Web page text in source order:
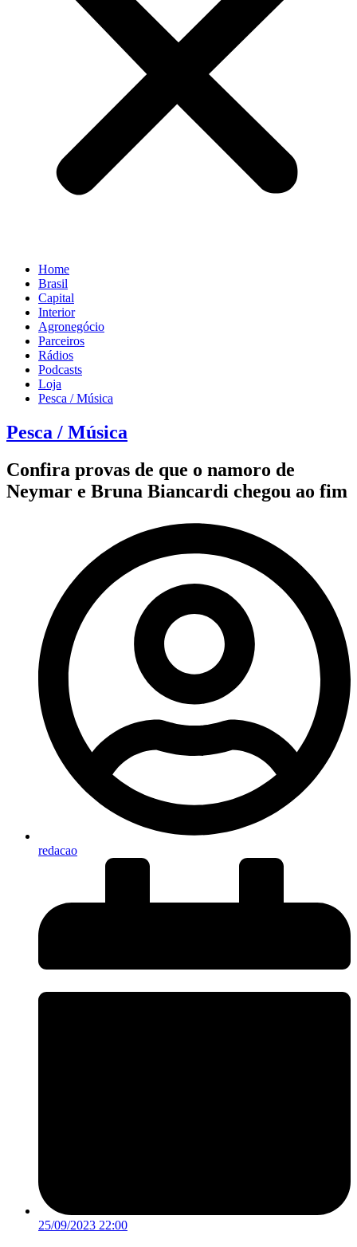
Home
Brasil
Capital
Interior
Agronegócio
Parceiros
Rádios
Podcasts
Loja
Pesca / Música
Pesca / Música
Confira provas de que o namoro de
Neymar e Bruna Biancardi chegou ao fim
redacao
25/09/2023 22:00